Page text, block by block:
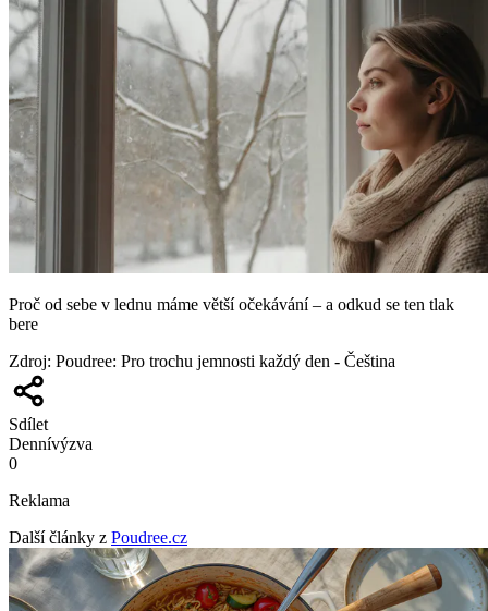
Proč od sebe v lednu máme větší očekávání – a odkud se ten tlak
bere
Zdroj: Poudree: Pro trochu jemnosti každý den - Čeština
Sdílet
Dennívýzva
0
Reklama
Další články z Poudree.cz